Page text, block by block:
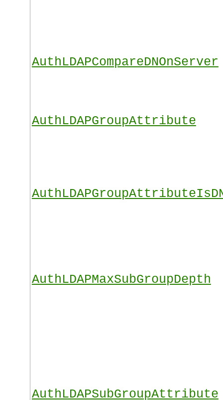
AuthLDAPCompareDNOnServer
AuthLDAPGroupAttribute
AuthLDAPMaxSubGroupDepth
AuthLDAPSubGroupAttribute